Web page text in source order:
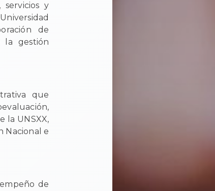
y
de
la gestión
que
la UNSXX,
Nacional e
de